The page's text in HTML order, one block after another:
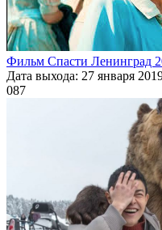
Фильм Спасти Ленинград
Дата выхода: 27 января
087